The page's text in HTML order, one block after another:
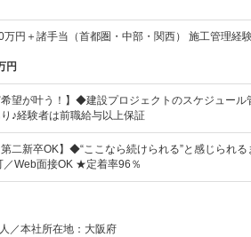
円＋諸手当（首都圏・中部・関西） 施工管理経
円
希望が叶う！】◆建設プロジェクトのスケジュー
♪経験者は前職給与以上保証
二新卒OK】◆“ここなら続けられる”と感じられる
Web面接OK ★定着率96％
／本社所在地：大阪府